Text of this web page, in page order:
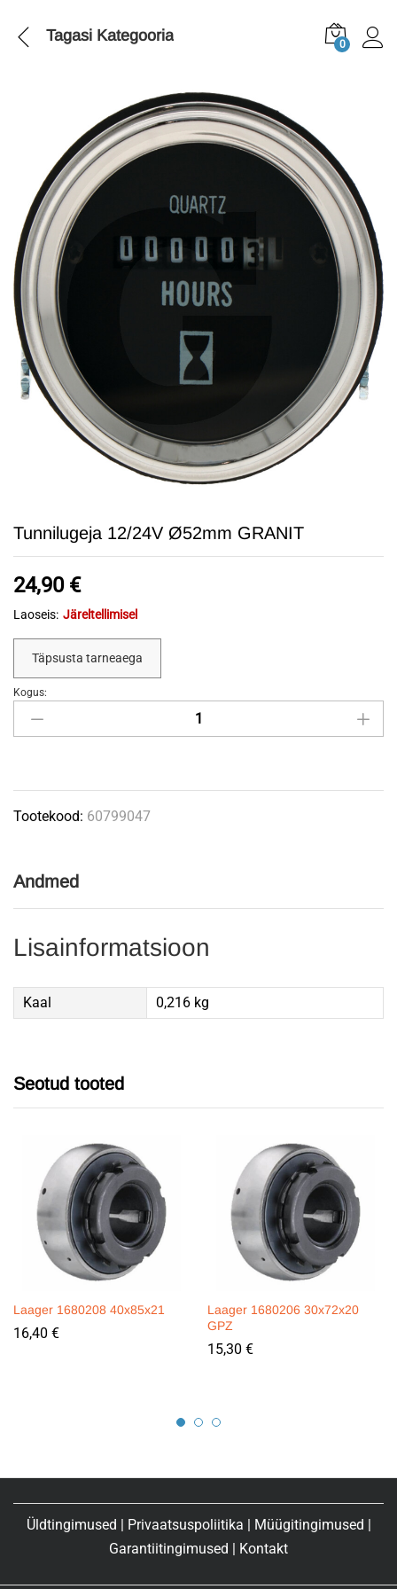
Tagasi Kategooria 0
Tunnilugeja 12/24V Ø52mm GRANIT
24,90 €
Laoseis: Järeltellimisel
Täpsusta tarneaega
Tunnilugeja
12/24V
quantity
Kogus:
Tootekood: 60799047
Andmed
Lisainformatsioon
Kaal 0,216 kg
Seotud tooted
Laager 1680208 40x85x21
16,40 €
Laager 1680206 30x72x20
GPZ
15,30 €
Üldtingimused | Privaatsuspoliitika | Müügitingimused |
Garantiitingimused | Kontakt